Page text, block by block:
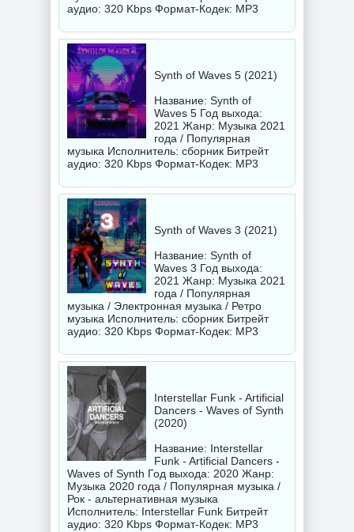
аудио: 320 Kbps Формат-Кодек: MP3
Synth of Waves 5 (2021)
Название: Synth of
Waves 5 Год выхода:
2021 Жанр: Музыка 2021
года / Популярная
музыка Исполнитель: сборник Битрейт
аудио: 320 Kbps Формат-Кодек: MP3
Synth of Waves 3 (2021)
Название: Synth of
Waves 3 Год выхода:
2021 Жанр: Музыка 2021
года / Популярная
музыка / Электронная музыка / Ретро
музыка Исполнитель: сборник Битрейт
аудио: 320 Kbps Формат-Кодек: MP3
Interstellar Funk - Artificial
Dancers - Waves of Synth
(2020)
Название: Interstellar
Funk - Artificial Dancers -
Waves of Synth Год выхода: 2020 Жанр:
Музыка 2020 года / Популярная музыка /
Рок - альтернативная музыка
Исполнитель: Interstellar Funk Битрейт
аудио: 320 Kbps Формат-Кодек: MP3